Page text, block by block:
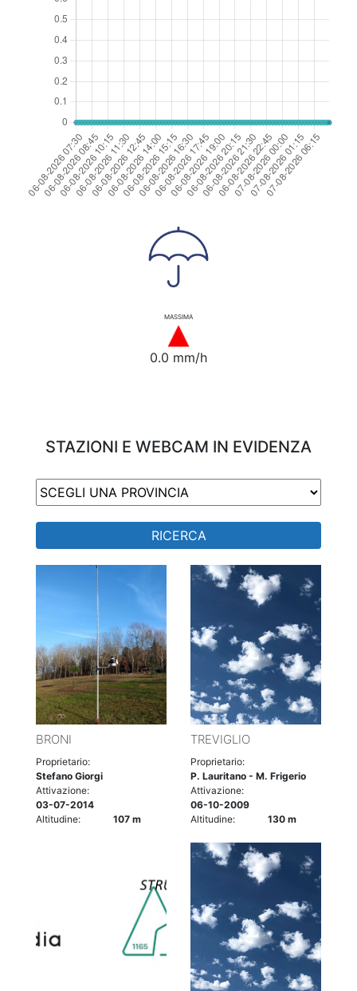
MASSIMA
0.0 mm/h
STAZIONI E WEBCAM IN EVIDENZA
RICERCA
BRONI
Proprietario:
Stefano Giorgi
Attivazione:
03-07-2014
Altitudine:
107 m
TREVIGLIO
Proprietario:
P. Lauritano - M. Frigerio
Attivazione:
06-10-2009
Altitudine:
130 m